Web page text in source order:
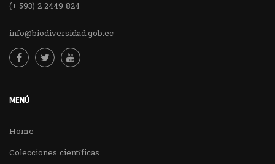
(+ 593) 2 2449 824
info@biodiversidad.gob.ec
MENÚ
Home
Colecciones científicas